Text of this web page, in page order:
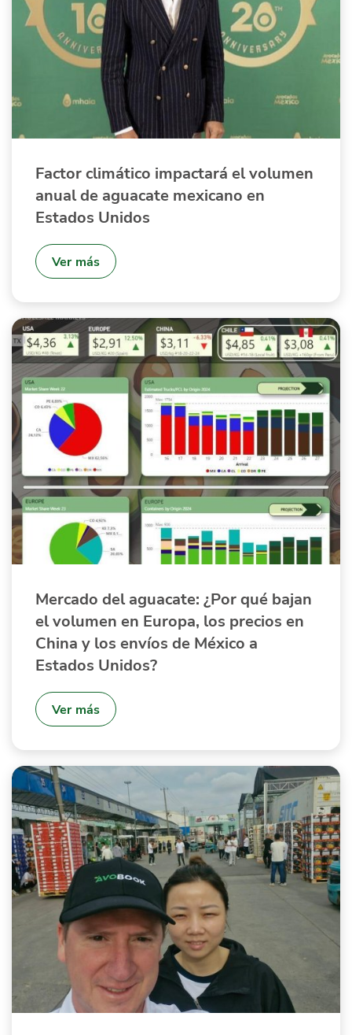
Quiénes Somos
Productores
Mercados
Contacto
Factor climático impactará el volumen
anual de aguacate mexicano en
Estados Unidos
Ver más
Mercado del aguacate: ¿Por qué bajan
el volumen en Europa, los precios en
China y los envíos de México a
Estados Unidos?
Ver más